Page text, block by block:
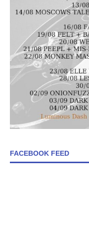
FACEBOOK FEED